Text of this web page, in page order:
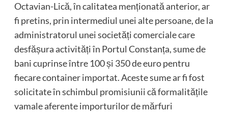
Octavian-Lică, în calitatea menționată anterior, ar
fi pretins, prin intermediul unei alte persoane, de la
administratorul unei societăți comerciale care
desfășura activități în Portul Constanța, sume de
bani cuprinse între 100 și 350 de euro pentru
fiecare container importat. Aceste sume ar fi fost
solicitate în schimbul promisiunii că formalitățile
vamale aferente importurilor de mărfuri